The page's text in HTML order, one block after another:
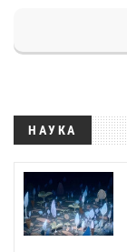
НАУКА